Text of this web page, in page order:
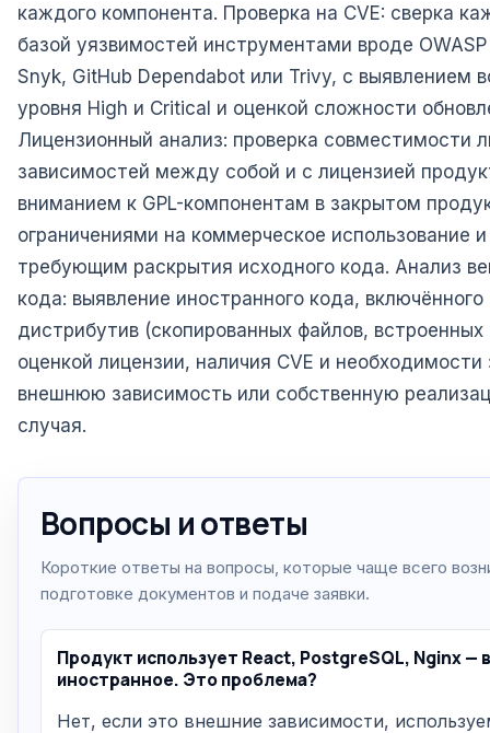
каждого компонента. Проверка на CVE: сверка
базой уязвимостей инструментами вроде
Snyk, GitHub Dependabot или Trivy, с выявлением
уровня High и Critical и оценкой сложности
Лицензионный анализ: проверка совместимости
зависимостей между собой и с лицензией
вниманием к GPL-компонентам в закрытом
ограничениями на коммерческое использование
требующим раскрытия исходного кода. Анализ
кода: выявление иностранного кода,
дистрибутив (скопированных файлов, встроенных
оценкой лицензии, наличия CVE и
внешнюю зависимость или собственную
случая.
Вопросы и ответы
Короткие ответы на вопросы, которые чаще всего
подготовке документов и подаче заявки.
Продукт использует React, PostgreSQL, Nginx —
иностранное. Это проблема?
Нет, если это внешние зависимости,